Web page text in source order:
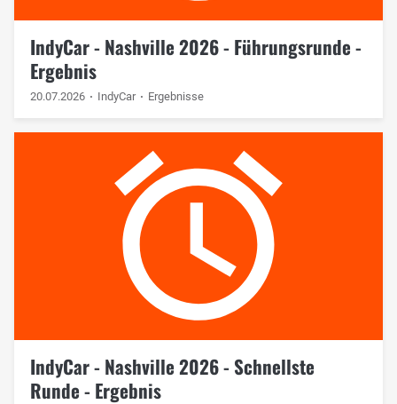
IndyCar - Nashville 2026 - Führungsrunde -
Ergebnis
20.07.2026 IndyCar Ergebnisse
IndyCar - Nashville 2026 - Schnellste
Runde - Ergebnis